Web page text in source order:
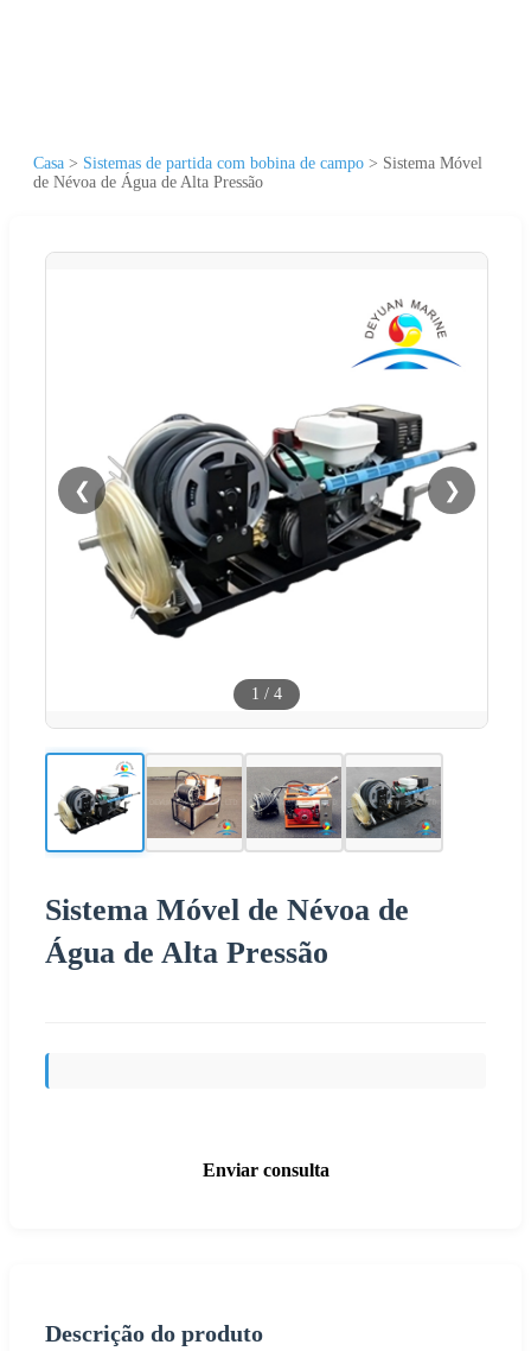
Casa > Sistemas de partida com bobina de campo > Sistema Móvel
de Névoa de Água de Alta Pressão
❮ ❯
1 / 4
Sistema Móvel de Névoa de
Água de Alta Pressão
Enviar consulta
Descrição do produto